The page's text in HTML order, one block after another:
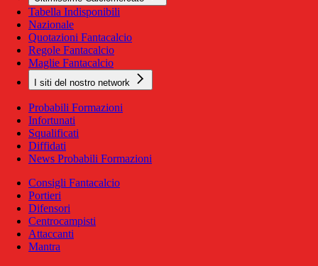
Tabella Indisponibili
Nazionale
Quotazioni Fantacalcio
Regole Fantacalcio
Maglie Fantacalcio
I siti del nostro network
Probabili Formazioni
Infortunati
Squalificati
Diffidati
News Probabili Formazioni
Consigli Fantacalcio
Portieri
Difensori
Centrocampisti
Attaccanti
Mantra